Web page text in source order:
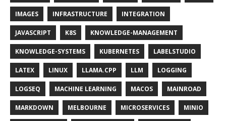
IMAGES INFRASTRUCTURE INTEGRATION
JAVASCRIPT K8S KNOWLEDGE-MANAGEMENT
KNOWLEDGE-SYSTEMS KUBERNETES LABELSTUDIO
LATEX LINUX LLAMA.CPP LLM LOGGING
LOGSEQ MACHINE LEARNING MACOS MAINROAD
MARKDOWN MELBOURNE MICROSERVICES MINIO